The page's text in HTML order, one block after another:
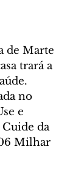
de Marte
trará a
no
e
Cuide da
Milhar